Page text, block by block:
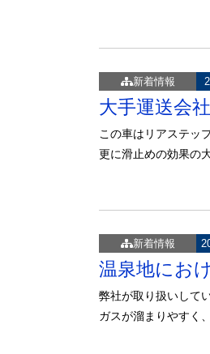
新着情報
大手運送会
この車はリアステッ
更に滑止めの効果の
新着情報
温泉地にお
弊社が取り扱いして
ガスが溜まりやすく